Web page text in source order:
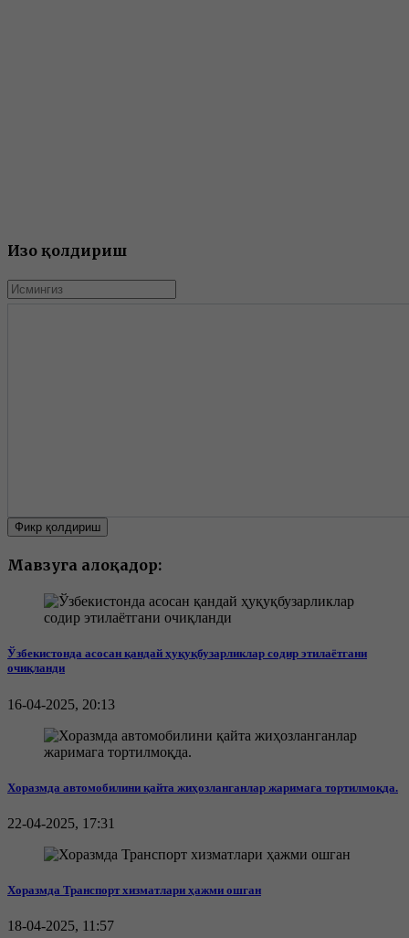
Изоҳ қолдириш
Фикр қолдириш
Мавзуга алоқадор:
Ўзбекистонда асосан қандай ҳуқуқбузарликлар содир этилаётгани
очиқланди
16-04-2025, 20:13
Хоразмда автомобилини қайта жиҳозланганлар жаримага тортилмоқда.
22-04-2025, 17:31
Хоразмда Транспорт хизматлари ҳажми ошган
18-04-2025, 11:57